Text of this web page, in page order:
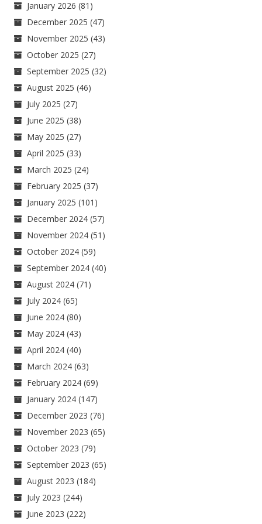
January 2026 (81)
December 2025 (47)
November 2025 (43)
October 2025 (27)
September 2025 (32)
August 2025 (46)
July 2025 (27)
June 2025 (38)
May 2025 (27)
April 2025 (33)
March 2025 (24)
February 2025 (37)
January 2025 (101)
December 2024 (57)
November 2024 (51)
October 2024 (59)
September 2024 (40)
August 2024 (71)
July 2024 (65)
June 2024 (80)
May 2024 (43)
April 2024 (40)
March 2024 (63)
February 2024 (69)
January 2024 (147)
December 2023 (76)
November 2023 (65)
October 2023 (79)
September 2023 (65)
August 2023 (184)
July 2023 (244)
June 2023 (222)